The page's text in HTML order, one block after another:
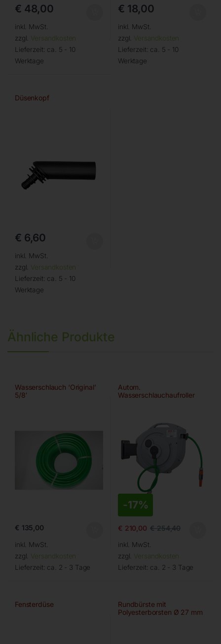
€ 48,00
inkl. MwSt.
zzgl. Versandkosten
Lieferzeit: ca. 5 - 10
Werktage
€ 18,00
inkl. MwSt.
zzgl. Versandkosten
Lieferzeit: ca. 5 - 10
Werktage
Düsenkopf
€ 6,60
inkl. MwSt.
zzgl. Versandkosten
Lieferzeit: ca. 5 - 10
Werktage
Ähnliche Produkte
Wasserschlauch ‘Original’
5/8′
€ 135,00
inkl. MwSt.
zzgl. Versandkosten
Lieferzeit: ca. 2 - 3 Tage
Autom.
Wasserschlauchaufroller
-17%
€ 210,00 €254,40
inkl. MwSt.
zzgl. Versandkosten
Lieferzeit: ca. 2 - 3 Tage
Fensterdüse
Rundbürste mit
Polyesterborsten Ø 27 mm